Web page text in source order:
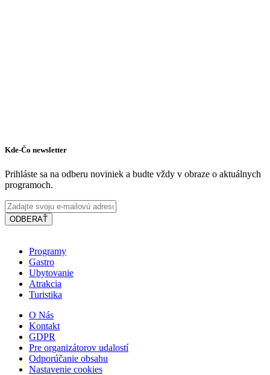
APANI
Šamorín
Reštaurácia a pizzéria
Kde-Čo newsletter
Prihláste sa na odberu noviniek a budte vždy v obraze o aktuálnych
programoch.
ODBERAŤ
Programy
Gastro
Ubytovanie
Atrakcia
Turistika
O Nás
Kontakt
GDPR
Pre organizátorov udalostí
Odporúčanie obsahu
Nastavenie cookies